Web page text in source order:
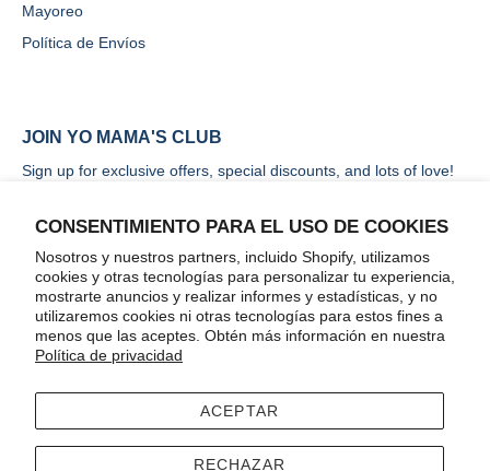
CONSENTIMIENTO PARA EL USO DE COOKIES
Nosotros y nuestros partners, incluido Shopify, utilizamos
cookies y otras tecnologías para personalizar tu experiencia,
mostrarte anuncios y realizar informes y estadísticas, y no
utilizaremos cookies ni otras tecnologías para estos fines a
menos que las aceptes. Obtén más información en nuestra
Política de privacidad
ACEPTAR
RECHAZAR
Mayoreo
Política de Envíos
JOIN YO MAMA'S CLUB
Sign up for exclusive offers, special discounts, and lots of love!
ENVIAR